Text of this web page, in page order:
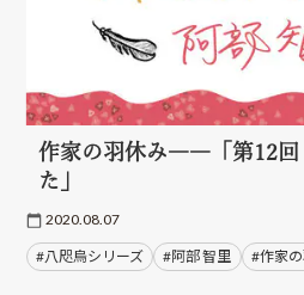
作家の羽休み――「第12回
た」
2020.08.07
#八咫烏シリーズ #阿部 智里 #作家